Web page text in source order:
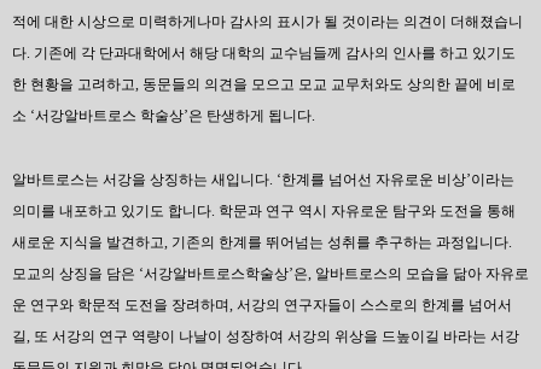
적에 대한 시상으로 미력하게나마 감사의 표시가 될 것이라는 의견이 더해졌습니
다. 기존에 각 단과대학에서 해당 대학의 교수님들께 감사의 인사를 하고 있기도
한 현황을 고려하고, 동문들의 의견을 모으고 모교 교무처와도 상의한 끝에 비로
소 ‘서강알바트로스 학술상’은 탄생하게 됩니다.
알바트로스는 서강을 상징하는 새입니다. ‘한계를 넘어선 자유로운 비상’이라는
의미를 내포하고 있기도 합니다. 학문과 연구 역시 자유로운 탐구와 도전을 통해
새로운 지식을 발견하고, 기존의 한계를 뛰어넘는 성취를 추구하는 과정입니다.
모교의 상징을 담은 ‘서강알바트로스학술상’은, 알바트로스의 모습을 닮아 자유로
운 연구와 학문적 도전을 장려하며, 서강의 연구자들이 스스로의 한계를 넘어서
길, 또 서강의 연구 역량이 나날이 성장하여 서강의 위상을 드높이길 바라는 서강